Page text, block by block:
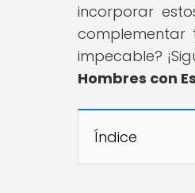
incorporar
complementar
impecable?
Hombres con
Índice